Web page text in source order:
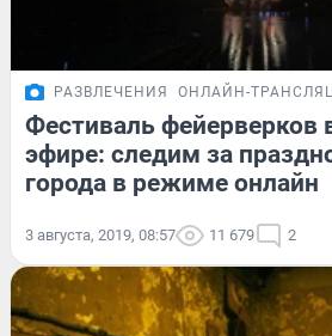
РАЗВЛЕЧЕНИЯ ОНЛАЙН-
Фестиваль фейерверков
эфире: следим за
города в режиме онлайн
3 августа, 2019, 08:57 11 679 2